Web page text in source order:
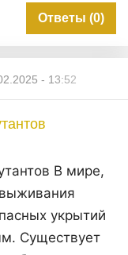
Ответы (0)
- 13:52
В мире,
укрытий
Существует